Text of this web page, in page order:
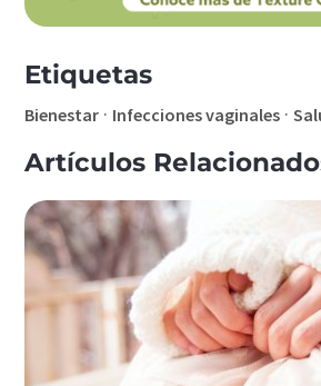
Etiquetas
Bienestar · Infecciones vaginales ·
Artículos